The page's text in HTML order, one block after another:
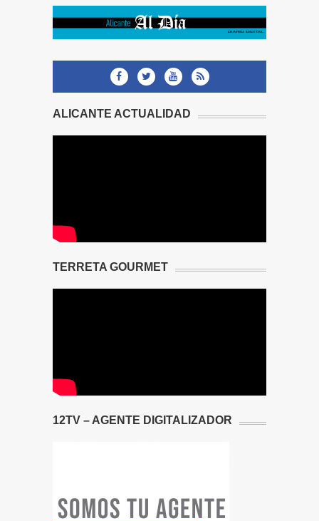
ALICANTE ACTUALIDAD
TERRETA GOURMET
12TV – AGENTE DIGITALIZADOR